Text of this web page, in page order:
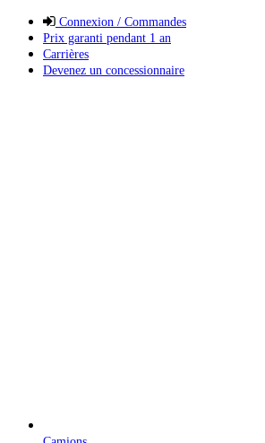
Connexion / Commandes
Prix garanti pendant 1 an
Carrières
Devenez un concessionnaire